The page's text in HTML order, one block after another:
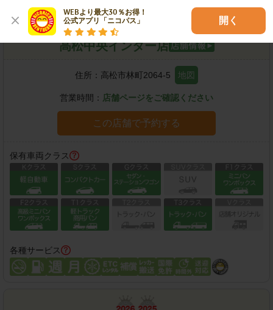
WEBより最大30％お得！
公式アプリ「ニコパス」
開く
高松中央インター店
住所： 高松市林町2064-5 地図
営業時間： 店舗ページをご確認ください
この店舗で予約する
保有車両クラス
各種サービス